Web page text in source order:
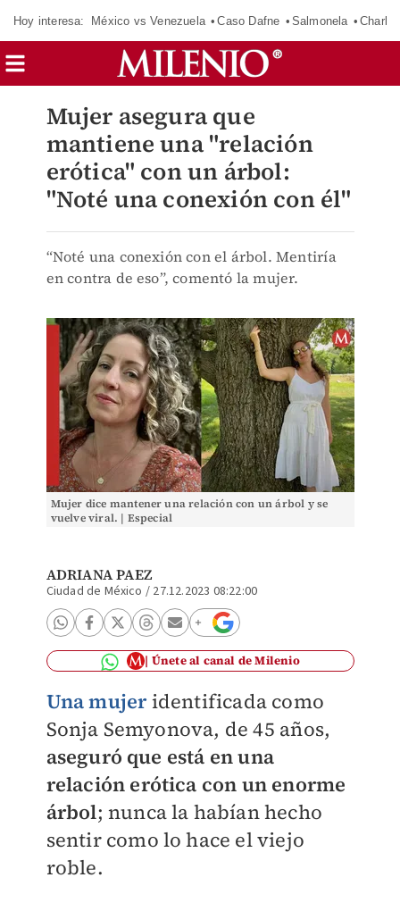
Hoy interesa: México vs Venezuela Caso Dafne Salmonela
Mujer asegura que
mantiene una "relación
erótica" con un árbol:
"Noté una conexión con él"
“Noté una conexión con el árbol. Mentiría
en contra de eso”, comentó la mujer.
Mujer dice mantener una relación con un árbol y se
vuelve viral. | Especial
ADRIANA PAEZ
Ciudad de México / 27.12.2023 08:22:00
Únete al canal de Milenio
Una mujeridentificada como
Sonja Semyonova, de 45 años,
aseguró que está en una
relación erótica con un enorme
árbol; nunca la habían hecho
sentir como lo hace el viejo
roble.